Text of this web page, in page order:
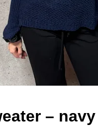
– navy